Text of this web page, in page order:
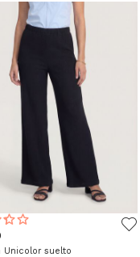
Unicolor suelto